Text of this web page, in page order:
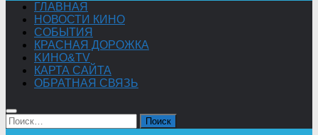
ГЛАВНАЯ
НОВОСТИ КИНО
СОБЫТИЯ
КРАСНАЯ ДОРОЖКА
KИНО&TV
КАРТА САЙТА
ОБРАТНАЯ СВЯЗЬ
Найти: